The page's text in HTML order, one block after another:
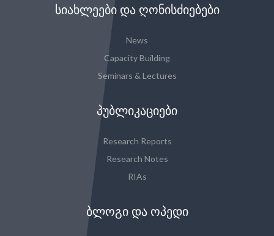
ᲡᲘᲐᲮᲚᲔᲔᲑᲘ ᲓᲐ ᲦᲝᲜᲘᲡᲫᲘᲔᲑᲔᲑᲘ
News
Capacity Building
Seminars & Lectures
ᲞᲣᲑᲚᲘᲙᲐᲪᲘᲔᲑᲘ
Research Reports
Research Notes
RIAs
ᲑᲚᲝᲒᲘ ᲓᲐ ᲝᲞᲔᲓᲘ